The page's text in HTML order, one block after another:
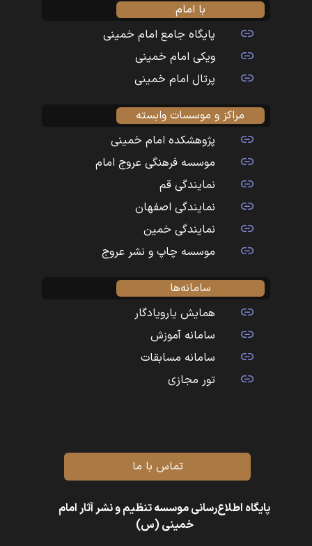
با امام
پایگاه جامع امام خمینی
ویکی امام خمینی
پرتال امام خمینی
مراکز و موسسات وابسته
پژوهشکده امام خمینی
موسسه فرهنگی عروج امام
نمایندگی قم
نمایندگی اصفهان
نمایندگی خمین
موسسه چاپ و نشر عروج
سامانه‌ها
همایش یارویادگار
سامانه آموزش
سامانه مسابقات
تور مجازی
تماس با ما
پایگاه اطلاع‌رسانی موسسه تنظیم و نشر آثار امام
خمینی (س)